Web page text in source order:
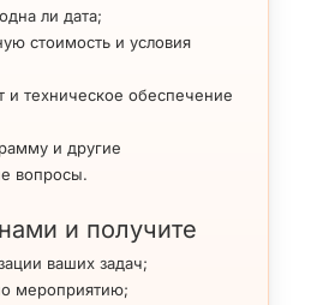
ли дата;
стоимость и условия
и техническое обеспечение
и другие
вопросы.
и получите
ваших задач;
мероприятию;